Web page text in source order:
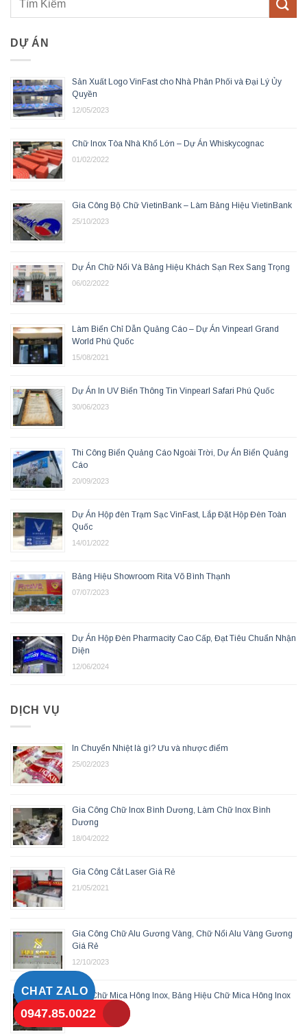
CHAT ZALO
0947.85.0022
DỰ ÁN
Sản Xuất Logo VinFast cho Nhà Phân Phối và Đại Lý Ủy
Quyền
12/05/2023
Chữ Inox Tòa Nhà Khổ Lớn – Dự Án Whiskycognac
01/02/2022
Gia Công Bộ Chữ VietinBank – Làm Bảng Hiệu VietinBank
25/10/2023
Dự Án Chữ Nổi Và Bảng Hiệu Khách Sạn Rex Sang Trọng
06/02/2022
Làm Biển Chỉ Dẫn Quảng Cáo – Dự Án Vinpearl Grand
World Phú Quốc
15/08/2021
Dự Án In UV Biển Thông Tin Vinpearl Safari Phú Quốc
30/06/2023
Thi Công Biển Quảng Cáo Ngoài Trời, Dự Án Biển Quảng
Cáo
20/09/2023
Dự Án Hộp đèn Trạm Sạc VinFast, Lắp Đặt Hộp Đèn Toàn
Quốc
14/01/2022
Bảng Hiệu Showroom Rita Võ Bình Thạnh
07/07/2023
Dự Án Hộp Đèn Pharmacity Cao Cấp, Đạt Tiêu Chuẩn Nhận
Diện
12/06/2024
DỊCH VỤ
In Chuyển Nhiệt là gì? Ưu và nhược điểm
25/02/2023
Gia Công Chữ Inox Bình Dương, Làm Chữ Inox Bình
Dương
18/04/2022
Gia Công Cắt Laser Giá Rẻ
21/05/2021
Gia Công Chữ Alu Gương Vàng, Chữ Nổi Alu Vàng Gương
Giá Rẻ
12/10/2023
Làm Chữ Mica Hông Inox, Bảng Hiệu Chữ Mica Hông Inox
09/12/2023